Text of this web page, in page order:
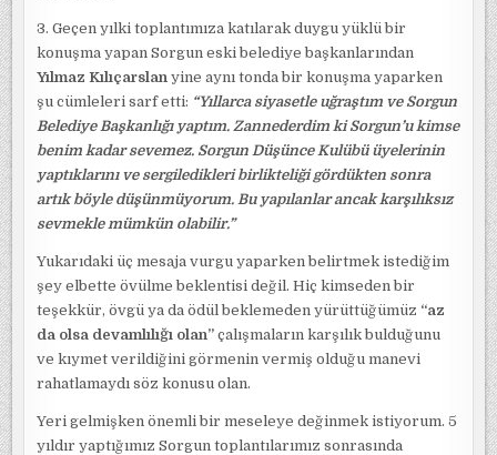
3. Geçen yılki toplantımıza katılarak duygu yüklü bir
konuşma yapan Sorgun eski belediye başkanlarından
Yılmaz Kılıçarslan yine aynı tonda bir konuşma yaparken
şu cümleleri sarf etti: “Yıllarca siyasetle uğraştım ve Sorgun
Belediye Başkanlığı yaptım. Zannederdim ki Sorgun’u kimse
benim kadar sevemez. Sorgun Düşünce Kulübü üyelerinin
yaptıklarını ve sergiledikleri birlikteliği gördükten sonra
artık böyle düşünmüyorum. Bu yapılanlar ancak karşılıksız
sevmekle mümkün olabilir.”
Yukarıdaki üç mesaja vurgu yaparken belirtmek istediğim
şey elbette övülme beklentisi değil. Hiç kimseden bir
teşekkür, övgü ya da ödül beklemeden yürüttüğümüz “az
da olsa devamlılığı olan”çalışmaların karşılık bulduğunu
ve kıymet verildiğini görmenin vermiş olduğu manevi
rahatlamaydı söz konusu olan.
Yeri gelmişken önemli bir meseleye değinmek istiyorum. 5
yıldır yaptığımız Sorgun toplantılarımız sonrasında